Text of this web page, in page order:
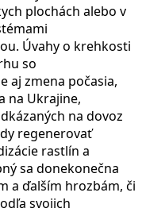
plochách alebo v
Úvahy o krehkosti
so
aj zmena počasia,
na Ukrajine,
na dovoz
regenerovať
rastlín a
sa donekonečna
a ďalším hrozbám, či
svojich